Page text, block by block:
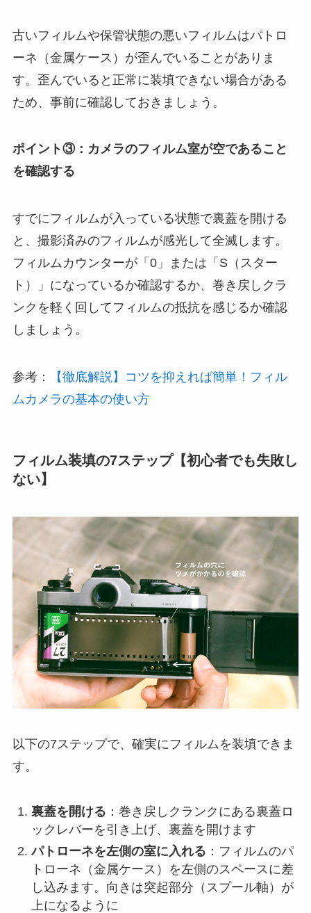
古いフィルムや保管状態の悪いフィルムはパトロ
ーネ（金属ケース）が歪んでいることがありま
す。歪んでいると正常に装填できない場合がある
ため、事前に確認しておきましょう。
ポイント③：カメラのフィルム室が空であること
を確認する
すでにフィルムが入っている状態で裏蓋を開ける
と、撮影済みのフィルムが感光して全滅します。
フィルムカウンターが「0」または「S（スター
ト）」になっているか確認するか、巻き戻しクラ
ンクを軽く回してフィルムの抵抗を感じるか確認
しましょう。
参考：
【徹底解説】コツを抑えれば簡単！フィル
ムカメラの基本の使い方
フィルム装填の7ステップ【初心者でも失敗し
ない】
以下の7ステップで、確実にフィルムを装填できま
す。
裏蓋を開ける ：巻き戻しクランクにある裏蓋ロ
ックレバーを引き上げ、裏蓋を開けます
パトローネを左側の室に入れる ：フィルムのパ
トローネ（金属ケース）を左側のスペースに差
し込みます。向きは突起部分（スプール軸）が
上になるように